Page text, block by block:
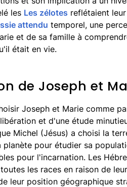
les Les zélotes reflétaient
attendu temporel, une
et de sa famille à
était en vie.
de Joseph et
Joseph et Marie comme
et d'une étude
Michel (Jésus) a choisi la
planète pour étudier sa
pour l'incarnation. Les
les races en raison de
leur position géographique